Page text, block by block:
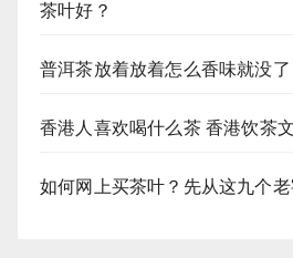
茶叶好？
普洱茶放着放着怎么香味就没
香港人喜欢喝什么茶 香港饮茶
如何网上买茶叶？先从这九个老